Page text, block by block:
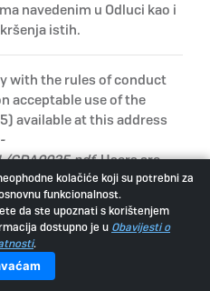
kolačiće koji su potrebni za
funkcionalnost.
da ste upoznati s korištenjem
dostupno je u Obavijesti o
.
navedenim u Odluci kao i
istih.
with the rules of conduct
acceptable use of the
available at this address
. Users are
in the Decision as well
of violating them.
Natrag na vrh